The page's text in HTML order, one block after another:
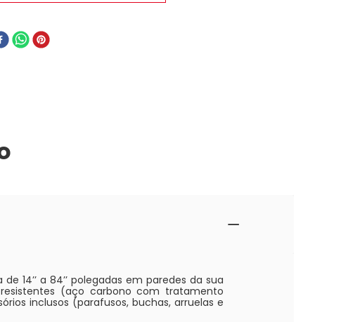
14’’ a 84’’ polegadas em paredes da sua
(aço carbono com tratamento
inclusos (parafusos, buchas, arruelas e